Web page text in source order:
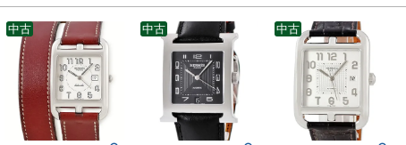
中古 中古 中古